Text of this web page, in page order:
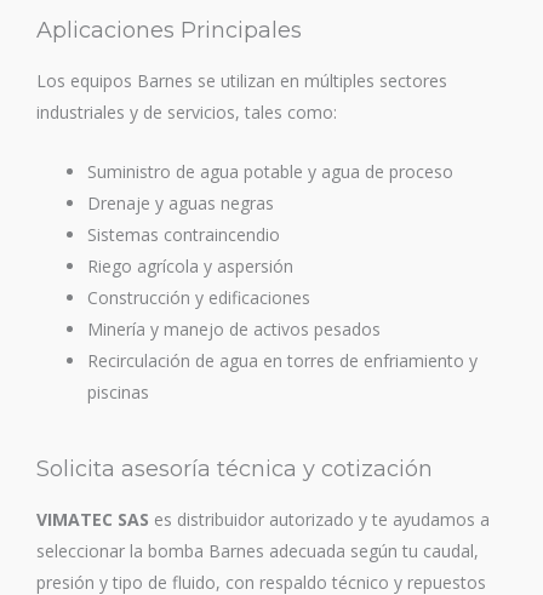
Aplicaciones Principales
Los equipos Barnes se utilizan en múltiples sectores
industriales y de servicios, tales como:
Suministro de agua potable y agua de proceso
Drenaje y aguas negras
Sistemas contraincendio
Riego agrícola y aspersión
Construcción y edificaciones
Minería y manejo de activos pesados
Recirculación de agua en torres de enfriamiento y
piscinas
Solicita asesoría técnica y cotización
VIMATEC SAS es distribuidor autorizado y te ayudamos a
seleccionar la bomba Barnes adecuada según tu caudal,
presión y tipo de fluido, con respaldo técnico y repuestos